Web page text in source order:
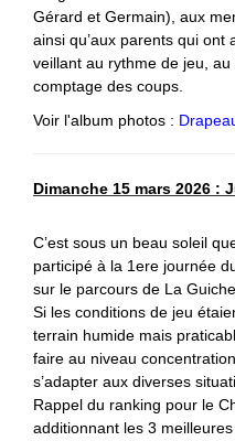
Gérard et Germain), aux
ainsi qu’aux parents qui ont
veillant au rythme de jeu,
comptage des coups.
Voir l'album photos :
Dimanche 15 mars 2026 :
C’est sous un beau soleil
participé à la 1ere journée
sur le parcours de La
Si les conditions de jeu
terrain humide mais
faire au niveau
s’adapter aux diverses
Rappel du ranking pour le
additionnant les 3